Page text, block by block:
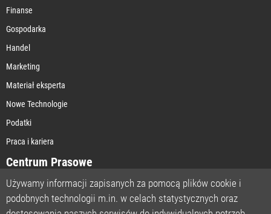
Finanse
Gospodarka
Handel
Marketing
Materiał eksperta
Nowe Technologie
Podatki
Praca i kariera
Centrum Prasowe
STRONA GŁÓWNA
Używamy informacji zapisanych za pomocą plików cookie i
podobnych technologii m.in. w celach statystycznych oraz